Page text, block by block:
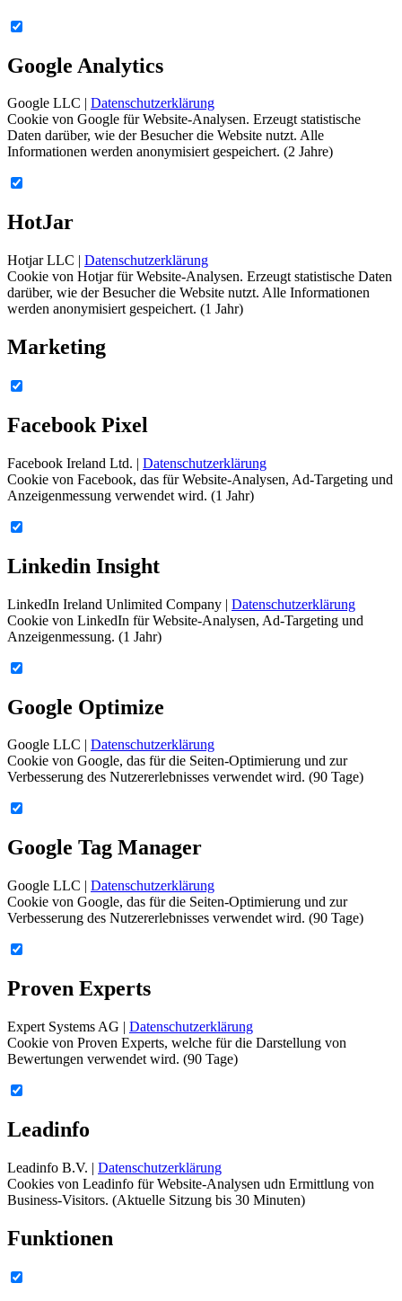
Google Analytics
Google LLC | Datenschutzerklärung
Cookie von Google für Website-Analysen. Erzeugt statistische
Daten darüber, wie der Besucher die Website nutzt. Alle
Informationen werden anonymisiert gespeichert. (2 Jahre)
HotJar
Hotjar LLC | Datenschutzerklärung
Cookie von Hotjar für Website-Analysen. Erzeugt statistische Daten
darüber, wie der Besucher die Website nutzt. Alle Informationen
werden anonymisiert gespeichert. (1 Jahr)
Marketing
Facebook Pixel
Facebook Ireland Ltd. | Datenschutzerklärung
Cookie von Facebook, das für Website-Analysen, Ad-Targeting und
Anzeigenmessung verwendet wird. (1 Jahr)
Linkedin Insight
LinkedIn Ireland Unlimited Company | Datenschutzerklärung
Cookie von LinkedIn für Website-Analysen, Ad-Targeting und
Anzeigenmessung. (1 Jahr)
Google Optimize
Google LLC | Datenschutzerklärung
Cookie von Google, das für die Seiten-Optimierung und zur
Verbesserung des Nutzererlebnisses verwendet wird. (90 Tage)
Google Tag Manager
Google LLC | Datenschutzerklärung
Cookie von Google, das für die Seiten-Optimierung und zur
Verbesserung des Nutzererlebnisses verwendet wird. (90 Tage)
Proven Experts
Expert Systems AG | Datenschutzerklärung
Cookie von Proven Experts, welche für die Darstellung von
Bewertungen verwendet wird. (90 Tage)
Leadinfo
Leadinfo B.V. | Datenschutzerklärung
Cookies von Leadinfo für Website-Analysen udn Ermittlung von
Business-Visitors. (Aktuelle Sitzung bis 30 Minuten)
Funktionen